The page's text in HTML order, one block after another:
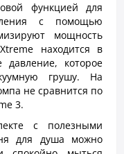
функцией для
с помощью
мощность
находится в
давление, которое
грушу. На
не сравнится по
3.
с полезными
для душа можно